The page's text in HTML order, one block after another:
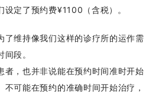
视节目
物处方的通知
设定了预约费¥1100（含税）。
了维持像我们这样的诊疗所的运作需
段。
者，也并非说能在预约时间准时开始
不可能在预约的准确时间开始治疗，